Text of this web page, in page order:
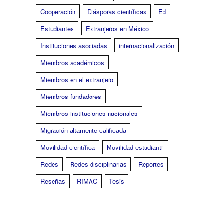
Cooperación
Diásporas científicas
Ed
Estudiantes
Extranjeros en México
Instituciones asociadas
internacionalización
Miembros académicos
Miembros en el extranjero
Miembros fundadores
Miembros instituciones nacionales
Migración altamente calificada
Movilidad científica
Movilidad estudiantil
Redes
Redes disciplinarias
Reportes
Reseñas
RIMAC Tesis